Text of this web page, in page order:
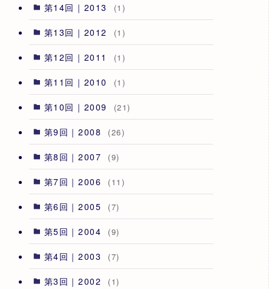
第14回｜2013 (1)
第13回｜2012 (1)
第12回｜2011 (1)
第11回｜2010 (1)
第10回｜2009 (21)
第9回｜2008 (26)
第8回｜2007 (9)
第7回｜2006 (11)
第6回｜2005 (7)
第5回｜2004 (9)
第4回｜2003 (7)
第3回｜2002 (1)